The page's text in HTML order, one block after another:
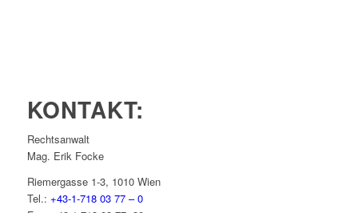
KONTAKT:
Rechtsanwalt
Mag. Erik Focke
Riemergasse 1-3, 1010 Wien
Tel.: +43-1-718 03 77 – 0